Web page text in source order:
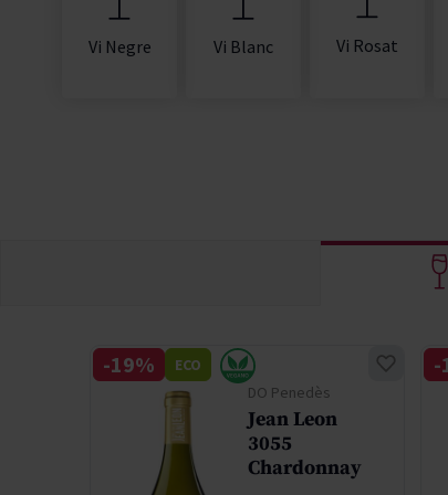
Vi Negre Vi Blanc Vi Rosat
DO Penedès
Jean Leon
3055
Chardonnay
-19% ECO -